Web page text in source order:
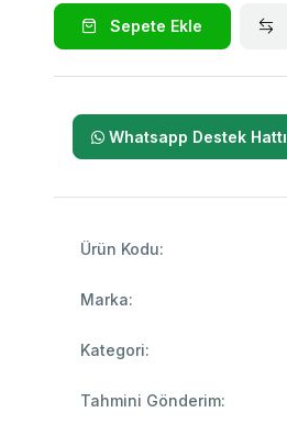
Sepete Ekle
Whatsapp Destek Hattı
Ürün Kodu:
Marka:
Kategori:
Tahmini Gönderim: